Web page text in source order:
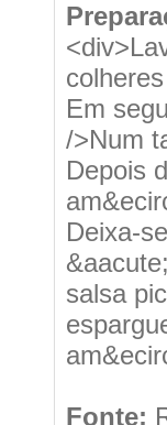
Em
/>Num
Depois
Deixa-
salsa
Fonte: